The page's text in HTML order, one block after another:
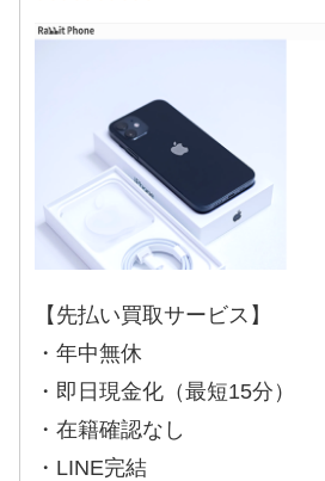
【先払い買取サービス】
・年中無休
・即日現金化（最短15分）
・在籍確認なし
・LINE完結